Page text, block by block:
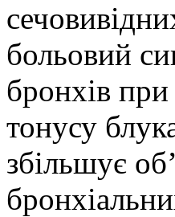
больовий
бронхів при
тонусу
збільшує